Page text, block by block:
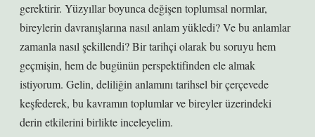
gerektirir. Yüzyıllar boyunca değişen toplumsal normlar,
bireylerin davranışlarına nasıl anlam yükledi? Ve bu anlamlar
zamanla nasıl şekillendi? Bir tarihçi olarak bu soruyu hem
geçmişin, hem de bugünün perspektifinden ele almak
istiyorum. Gelin, deliliğin anlamını tarihsel bir çerçevede
keşfederek, bu kavramın toplumlar ve bireyler üzerindeki
derin etkilerini birlikte inceleyelim.